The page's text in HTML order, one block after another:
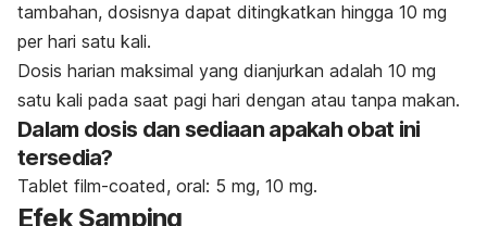
tambahan, dosisnya dapat ditingkatkan hingga 10 mg
per hari satu kali.
Dosis harian maksimal yang dianjurkan adalah 10 mg
satu kali pada saat pagi hari dengan atau tanpa makan.
Dalam dosis dan sediaan apakah obat ini
tersedia?
Tablet film-coated, oral: 5 mg, 10 mg.
Efek Samping